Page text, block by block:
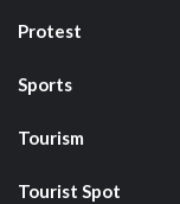
Protest
Sports
Tourism
Tourist Spot